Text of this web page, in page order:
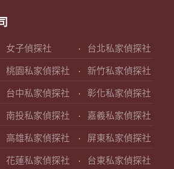
女子偵探社 台北私家偵探社
桃園私家偵探社 新竹私家偵探社
台中私家偵探社 彰化私家偵探社
南投私家偵探社 嘉義私家偵探社
高雄私家偵探社 屏東私家偵探社
花蓮私家偵探社 台東私家偵探社